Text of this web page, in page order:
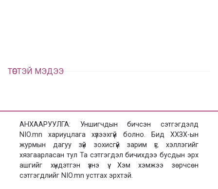
ТӨСТЭЙ МЭДЭЭ
АНХААРУУЛГА: Уншигчдын бичсэн сэтгэгдэлд
NIO.mn хариуцлага хүлээхгүй болно. Бид ХХЗХ-ын
журмын дагуу зүй зохисгүй зарим үг, хэллэгийг
хязгаарласан тул Та сэтгэгдэл бичихдээ бусдын эрх
ашгийг хүндэтгэн үзнэ үү. Хэм хэмжээ зөрчсөн
сэтгэгдлийг NIO.mn устгах эрхтэй.